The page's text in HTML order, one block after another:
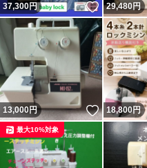
37,300円 いいね！
29,480円
13,000円 いいね！
18,800円
最大10%対象